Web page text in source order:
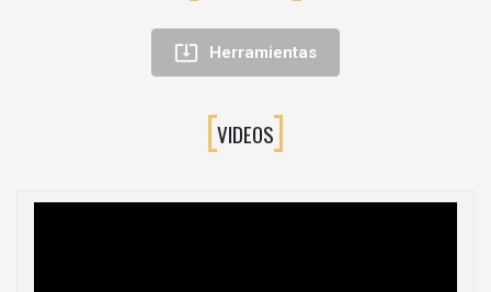
 Herramientas
VIDEOS